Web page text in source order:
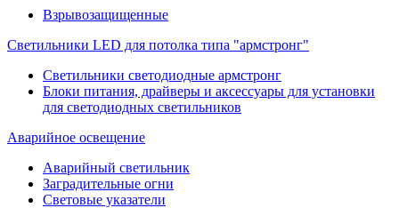
Взрывозащищенные
Светильники LED для потолка типа "армстронг"
Светильники светодиодные армстронг
Блоки питания, драйверы и аксессуары для установки
для светодиодных светильников
Аварийное освещение
Аварийный светильник
Заградительные огни
Световые указатели